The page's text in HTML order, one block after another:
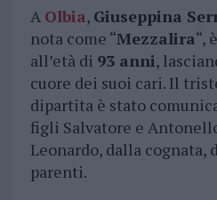
A Olbia, Giuseppina
nota come “Mezzalira“,
all’età di 93 anni,
cuore dei suoi cari. Il
dipartita è stato
figli Salvatore e
Leonardo, dalla cognata,
parenti.